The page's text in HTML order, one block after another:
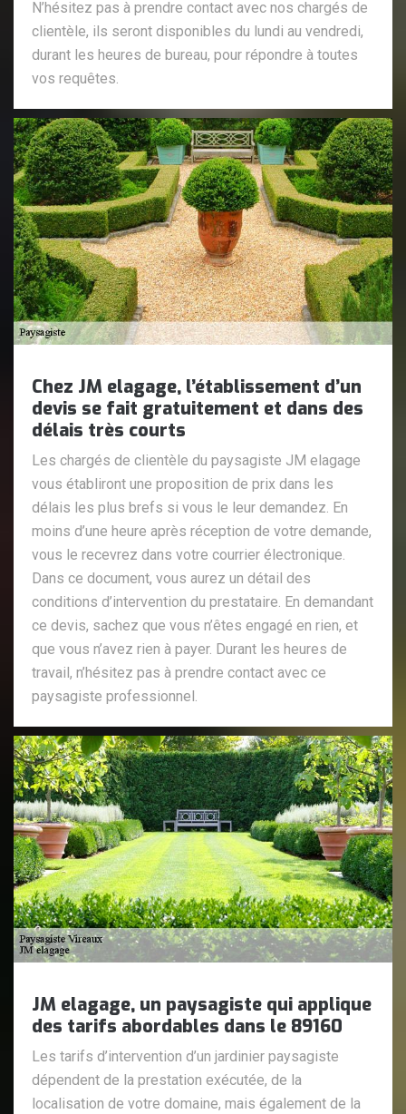
N’hésitez pas à prendre contact avec nos chargés de
clientèle, ils seront disponibles du lundi au vendredi,
durant les heures de bureau, pour répondre à toutes
vos requêtes.
Chez JM elagage, l’établissement d’un
devis se fait gratuitement et dans des
délais très courts
Les chargés de clientèle du paysagiste JM elagage
vous établiront une proposition de prix dans les
délais les plus brefs si vous le leur demandez. En
moins d’une heure après réception de votre demande,
vous le recevrez dans votre courrier électronique.
Dans ce document, vous aurez un détail des
conditions d’intervention du prestataire. En demandant
ce devis, sachez que vous n’êtes engagé en rien, et
que vous n’avez rien à payer. Durant les heures de
travail, n’hésitez pas à prendre contact avec ce
paysagiste professionnel.
JM elagage, un paysagiste qui applique
des tarifs abordables dans le 89160
Les tarifs d’intervention d’un jardinier paysagiste
dépendent de la prestation exécutée, de la
localisation de votre domaine, mais également de la